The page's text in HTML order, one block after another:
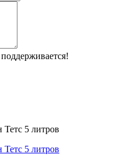
5 литров
5 литров